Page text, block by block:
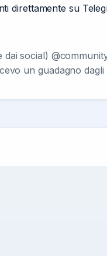
direttamente su
social)
un guadagno